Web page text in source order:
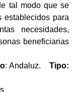
tal modo que se
establecidos para
necesidades,
beneficiarias
: Andaluz.Tipo: